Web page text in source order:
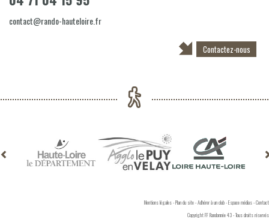
contact@rando-hauteloire.fr
Contactez-nous
Mentions légales-Plan du site-Adhérer à un club-Espace médias-Contact
Copyright FF Randonnée 43 - Tous droits réservés